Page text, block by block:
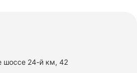
шоссе 24-й км, 42